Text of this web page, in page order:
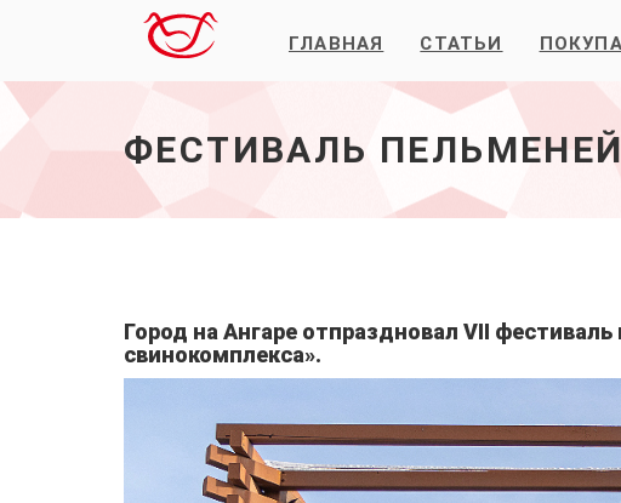
Свирске
2026
начало
ГЛАВНАЯ СТАТЬИ
ФЕСТИВАЛЬ
Город на Ангаре отпраздновал VII
свинокомплекса».